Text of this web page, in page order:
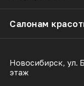
Салонам
Новосибирск, ул.
этаж